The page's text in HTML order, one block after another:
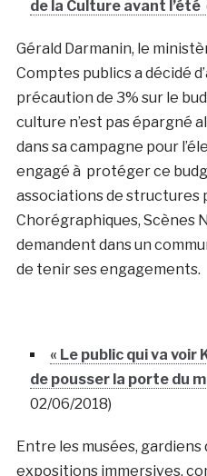
de la Culture avant l’été
Gérald Darmanin, le
Comptes publics a décidé
précaution de 3% sur le
culture n’est pas épargné
dans sa campagne pour
engagé à protéger ce
associations de structures
Chorégraphiques, Scènes
demandent dans un
de tenir ses engagements.
« Le public qui va
de pousser la porte du
02/06/2018)
Entre les musées, gardiens
expositions immersives,